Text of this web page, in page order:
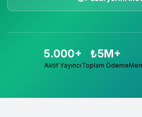
5.000+
Aktif Yayıncı
₺5M+
Toplam Ödeme